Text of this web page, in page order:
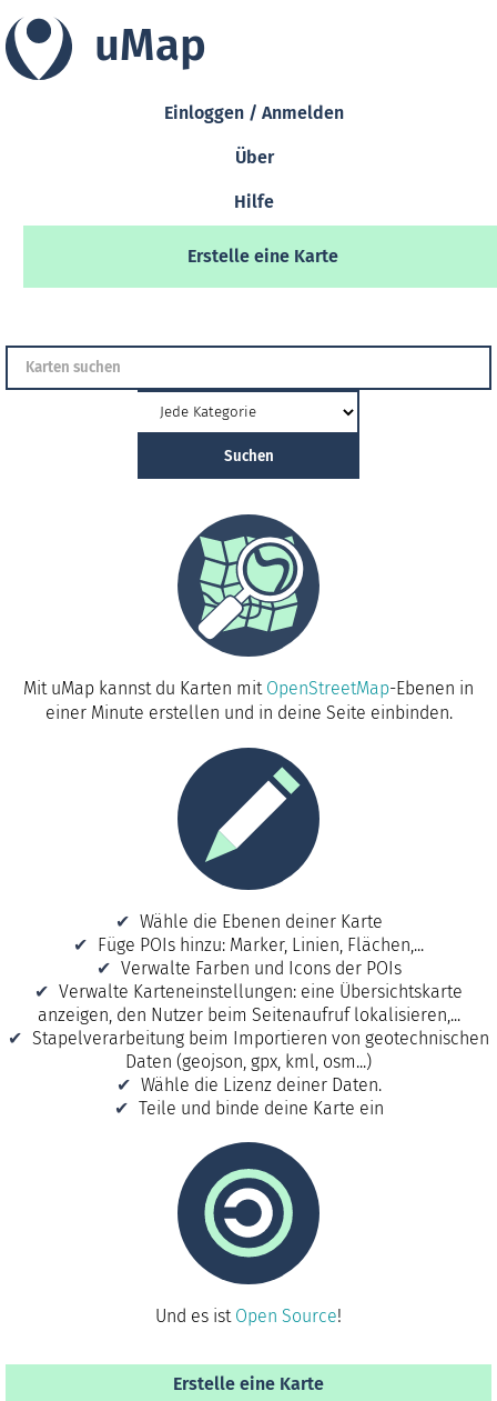
uMap
Einloggen / Anmelden
Über
Hilfe
Erstelle eine Karte
Mit uMap kannst du Karten mit OpenStreetMap-Ebenen in
einer Minute erstellen und in deine Seite einbinden.
Wähle die Ebenen deiner Karte
Füge POIs hinzu: Marker, Linien, Flächen,...
Verwalte Farben und Icons der POIs
Verwalte Karteneinstellungen: eine Übersichtskarte
anzeigen, den Nutzer beim Seitenaufruf lokalisieren,...
Stapelverarbeitung beim Importieren von geotechnischen
Daten (geojson, gpx, kml, osm...)
Wähle die Lizenz deiner Daten.
Teile und binde deine Karte ein
Und es ist Open Source!
Erstelle eine Karte